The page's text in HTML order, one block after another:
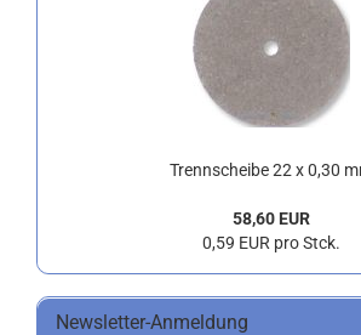
Trennscheibe 22 x 0,30
58,60 EUR
0,59 EUR pro Stck.
Newsletter-Anmeldung